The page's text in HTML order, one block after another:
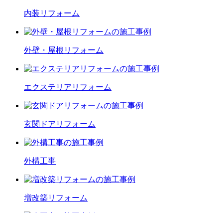
内装 リフォーム
外壁・屋根 リフォーム
エクステリア リフォーム
玄関ドア リフォーム
外構工事
増改築リフォーム